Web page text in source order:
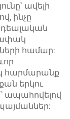
ավելի
ինչը
համար:
հարմարանք
երկու
ապահովելով